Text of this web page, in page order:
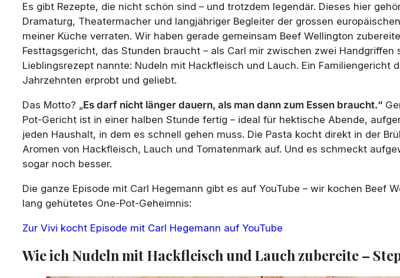
Es gibt Rezepte, die nicht schön sind – und trotzdem legendär. Dieses hier
Dramaturg, Theatermacher und langjähriger Begleiter der grossen
meiner Küche verraten. Wir haben gerade gemeinsam Beef Wellington
Festtagsgericht, das Stunden braucht – als Carl mir zwischen zwei Handgriffen
Lieblingsrezept nannte: Nudeln mit Hackfleisch und Lauch. Ein Familiengericht
Jahrzehnten erprobt und geliebt.
Das Motto? „Es darf nicht länger dauern, als man dann zum Essen braucht.“
Pot-Gericht ist in einer halben Stunde fertig – ideal für hektische Abende,
jeden Haushalt, in dem es schnell gehen muss. Die Pasta kocht direkt in der
Aromen von Hackfleisch, Lauch und Tomatenmark auf. Und es schmeckt
sogar noch besser.
Die ganze Episode mit Carl Hegemann gibt es auf YouTube – wir kochen Beef
lang gehütetes One-Pot-Geheimnis:
Zur Vivi kocht Episode mit Carl Hegemann auf YouTube
Wie ich Nudeln mit Hackfleisch und Lauch zubereite –